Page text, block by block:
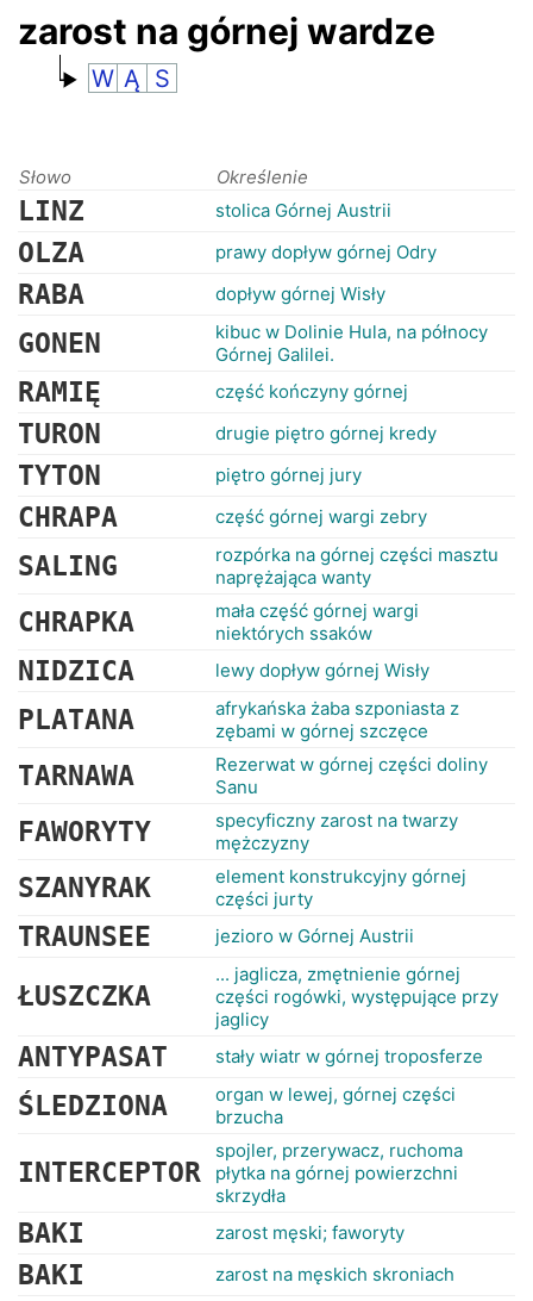
zarost na górnej wardze
W Ą S
Słowo Określenie
LINZ stolica Górnej Austrii
OLZA prawy dopływ górnej Odry
RABA dopływ górnej Wisły
GONEN
kibuc w Dolinie Hula, na północy
Górnej Galilei.
RAMIĘ część kończyny górnej
TURON drugie piętro górnej kredy
TYTON piętro górnej jury
CHRAPA część górnej wargi zebry
SALING
rozpórka na górnej części masztu
naprężająca wanty
CHRAPKA
mała część górnej wargi
niektórych ssaków
NIDZICA lewy dopływ górnej Wisły
PLATANA
afrykańska żaba szponiasta z
zębami w górnej szczęce
TARNAWA
Rezerwat w górnej części doliny
Sanu
FAWORYTY
specyficzny zarost na twarzy
mężczyzny
SZANYRAK
element konstrukcyjny górnej
części jurty
TRAUNSEE jezioro w Górnej Austrii
ŁUSZCZKA
... jaglicza, zmętnienie górnej
części rogówki, występujące przy
jaglicy
ANTYPASAT stały wiatr w górnej troposferze
ŚLEDZIONA
organ w lewej, górnej części
brzucha
INTERCEPTOR
spojler, przerywacz, ruchoma
płytka na górnej powierzchni
skrzydła
BAKI zarost męski; faworyty
BAKI zarost na męskich skroniach